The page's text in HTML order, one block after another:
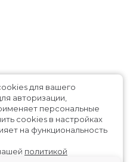
для вашего
авторизации,
персональные
cookies в настройках
на функциональность
политикой